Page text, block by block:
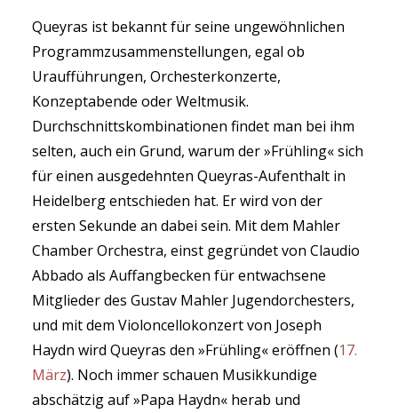
Queyras ist bekannt für seine ungewöhnlichen
Programmzusammenstellungen, egal ob
Uraufführungen, Orchesterkonzerte,
Konzeptabende oder Weltmusik.
Durchschnittskombinationen findet man bei ihm
selten, auch ein Grund, warum der »Frühling« sich
für einen ausgedehnten Queyras-Aufenthalt in
Heidelberg entschieden hat. Er wird von der
ersten Sekunde an dabei sein. Mit dem Mahler
Chamber Orchestra, einst gegründet von Claudio
Abbado als Auffangbecken für entwachsene
Mitglieder des Gustav Mahler Jugendorchesters,
und mit dem Violoncellokonzert von Joseph
Haydn wird Queyras den »Frühling« eröffnen (17.
März). Noch immer schauen Musikkundige
abschätzig auf »Papa Haydn« herab und